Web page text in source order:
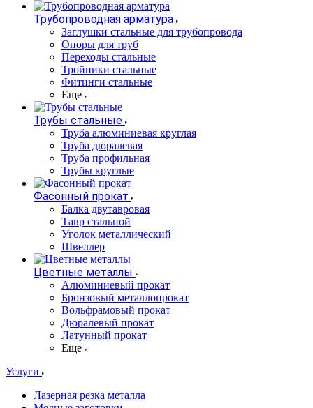
Трубопроводная арматура
Заглушки стальные для трубопровода
Опоры для труб
Переходы стальные
Тройники стальные
Фитинги стальные
Еще
Трубы стальные
Труба алюминиевая круглая
Труба дюралевая
Труба профильная
Трубы круглые
Фасонный прокат
Балка двутавровая
Тавр стальной
Уголок металлический
Швеллер
Цветные металлы
Алюминиевый прокат
Бронзовый металлопрокат
Вольфрамовый прокат
Дюралевый прокат
Латунный прокат
Еще
Услуги
Лазерная резка металла